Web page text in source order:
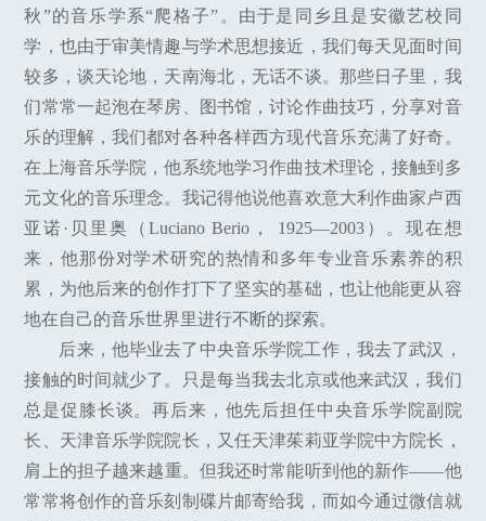
秋”的音乐学系“爬格子”。由于是同乡且是安徽艺校同
学，也由于审美情趣与学术思想接近，我们每天见面时间
较多，谈天论地，天南海北，无话不谈。那些日子里，我
们常常一起泡在琴房、图书馆，讨论作曲技巧，分享对音
乐的理解，我们都对各种各样西方现代音乐充满了好奇。
在上海音乐学院，他系统地学习作曲技术理论，接触到多
元文化的音乐理念。我记得他说他喜欢意大利作曲家卢西
亚诺·贝里奥（Luciano Berio， 1925—2003）。现在想
来，他那份对学术研究的热情和多年专业音乐素养的积
累，为他后来的创作打下了坚实的基础，也让他能更从容
地在自己的音乐世界里进行不断的探索。
后来，他毕业去了中央音乐学院工作，我去了武汉，
接触的时间就少了。只是每当我去北京或他来武汉，我们
总是促膝长谈。再后来，他先后担任中央音乐学院副院
长、天津音乐学院院长，又任天津茱莉亚学院中方院长，
肩上的担子越来越重。但我还时常能听到他的新作——他
常常将创作的音乐刻制碟片邮寄给我，而如今通过微信就